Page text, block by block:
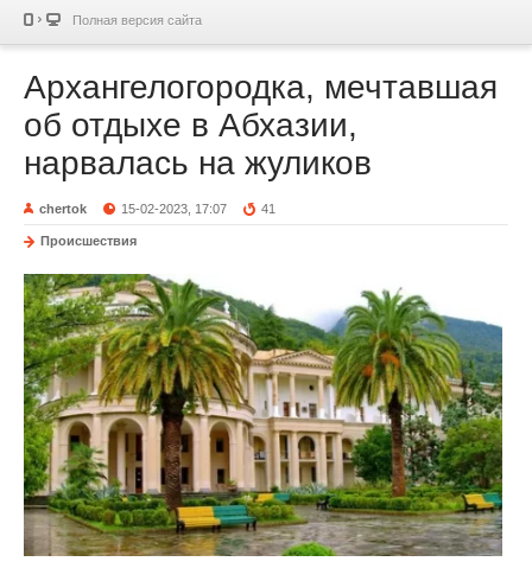
Полная версия сайта
Архангелогородка, мечтавшая
об отдыхе в Абхазии,
нарвалась на жуликов
chertok 15-02-2023, 17:07 41
Происшествия